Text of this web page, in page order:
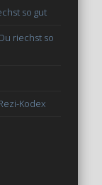
so gut
riechst so
Kodex